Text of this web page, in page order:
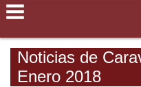
Noticias de
Enero 2018